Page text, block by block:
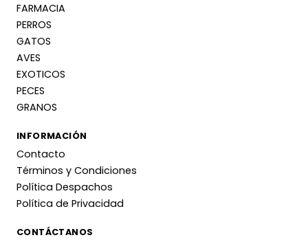
FARMACIA
PERROS
GATOS
AVES
EXOTICOS
PECES
GRANOS
INFORMACIÓN
Contacto
Términos y Condiciones
Política Despachos
Política de Privacidad
CONTÁCTANOS